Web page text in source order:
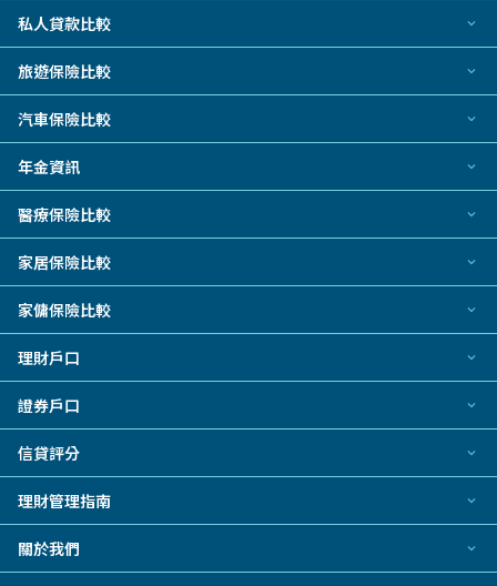
所有信用卡
熱門信用卡
飛行里數信用卡
現金回贈信用卡
八達通自動增值信用卡
機場貴賓室信用卡
網上購物信用卡
餐飲回贈信用卡
低門檻/學生信用卡
信用卡迎新禮品
銀聯信用卡
電子錢包信用卡
尊尚信用卡
公司卡
Visa信用卡
萬事達卡
信用卡合作銀行或機構
信用卡最新優惠
私人貸款比較
個人化貸款產品推介 🔥全新
私人貸款
熱門貸款
私人分期貸款
稅務貸款
財務公司貸款
結餘轉戶
汽車貸款
循環貸款/私人透支
業主貸款
中小企貸款
銀行貸款
小額貸款
易批貸款
特快貸款
免露面貸款
私人貸款指引
旅遊保險比較
旅遊保險
新冠肺炎旅遊保險
日本旅遊保險及資訊
泰國旅遊保險及資訊
旅遊保險公司
旅遊保險指南
旅遊保險資料資源
汽車保險比較
汽車保險
電動車保險2026
年金資訊
年金資訊
醫療保險比較
自願醫保計劃
家居保險比較
家居保險
家傭保險比較
家傭保險
理財戶口
銀行戶口
定期存款
電子錢包
證券戶口
熱門投資戶口
港股證券戶口
新股認購服務
美股證券戶口
智能投資平台
信貸評分
信貸評分指南
理財管理指南
BLOG
常用相關詞彙
關於我們